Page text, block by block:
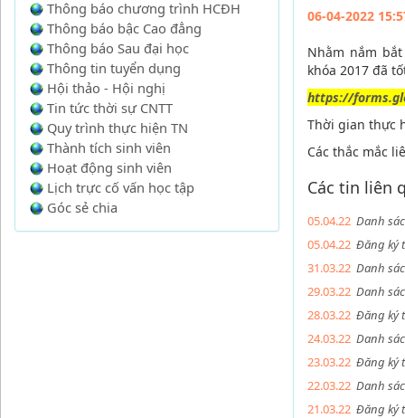
Thông báo chương trình HCĐH
Thông báo bậc Cao đẳng
Thông báo Sau đại học
Thông tin tuyển dụng
Hội thảo - Hội nghị
Tin tức thời sự CNTT
Quy trình thực hiện TN
Thành tích sinh viên
Hoạt động sinh viên
Lịch trực cố vấn học tập
Góc sẻ chia
06-04-2022
Nhằm nắm
khóa 2017 đã
https://
Thời gian thực
Các thắc mắc
Các tin liên
05.04.22 Danh
05.04.22 Đăng ký
31.03.22 Danh
29.03.22 Danh
28.03.22 Đăng ký
24.03.22 Danh
23.03.22 Đăng ký
22.03.22 Danh
21.03.22 Đăng ký